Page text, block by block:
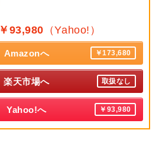
￥93,980 （Yahoo!）
Amazonへ ￥173,680
楽天市場へ 取扱なし
Yahoo!へ ￥93,980